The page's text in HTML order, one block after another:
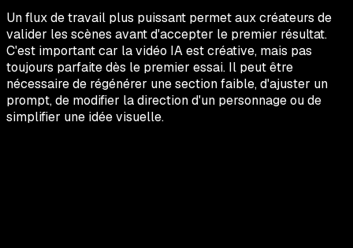
Un flux de travail plus puissant permet aux créateurs de
valider les scènes avant d'accepter le premier résultat.
C'est important car la vidéo IA est créative, mais pas
toujours parfaite dès le premier essai. Il peut être
nécessaire de régénérer une section faible, d'ajuster un
prompt, de modifier la direction d'un personnage ou de
simplifier une idée visuelle.